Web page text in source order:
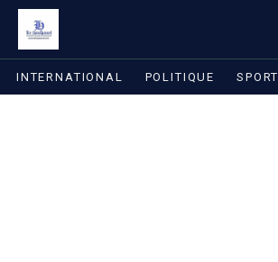
INTERNATIONAL POLITIQUE SPORT